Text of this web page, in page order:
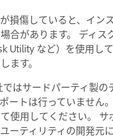
損傷していると、イン
合があります。 ディス
Utility など）を使用し
ます。
ではサードパーティ製の
ートは行っていません
使用してください。 サ
ーティリティの開発元